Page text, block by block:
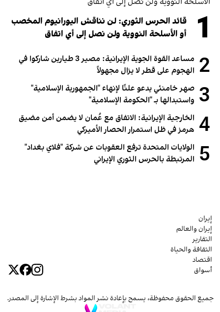
1
قائد الحرس الثوري: لن نناقش اليورانيوم المخصب
أو الأسلحة النووية ولن نصل إلى أي اتفاق
2
مساعد القوة الجوية الإيرانية: مصير 3 طيارين شاركوا في
الهجوم على قطر لا يزال مجهولاً
3 صهر خامنئي يدعو علنًا لإنهاء "الجمهورية الإسلامية"
واستبدالها بـ "الحكومة الإسلامية"
4 الخارجية الإيرانية: الاتفاق مع عُمان لا يضمن أمن مضيق
هرمز في ظل استمرار الحصار الأميركي
5 الولايات المتحدة ترفع العقوبات عن شركة "فلاي بغداد"
المرتبطة بالحرس الثوري الإيراني
إيران
إيران والعالم
التقارير
الثقافة والحياة
اقتصاد
أسواق
جميع الحقوق محفوظة، يسمح بإعادة نشر المواد بشرط الإشارة إلى المصدر.